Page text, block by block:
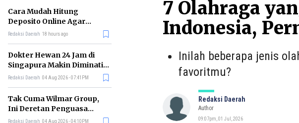
Cara Mudah Hitung
Deposito Online Agar
Untung dalam Jangka
Redaksi Daerah 18 hours ago
Dokter Hewan 24 Jam di
Singapura Makin Diminati,
Ini Alasannya
Redaksi Daerah 04 Aug 2026 - 07:41PM
Tak Cuma Wilmar Group,
Ini Deretan Penguasa
Bisnis Beras di Indonesia
Redaksi Daerah 04 Aug 2026 - 04:10PM
7 Olahraga
Indonesia,
Inilah beberapa jenis
favoritmu?
Redaksi Daerah
Author
09:07pm, 01 Jul, 2026